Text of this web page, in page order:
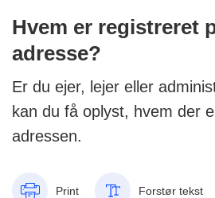
Hvem er registreret
adresse?
Er du ejer, lejer eller
kan du få oplyst, hvem der
adressen.
Print Forstør tekst